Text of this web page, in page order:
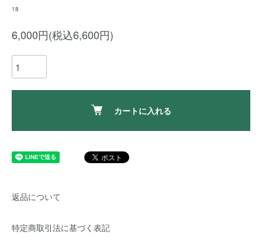
18
6,000円(税込6,600円)
カートに入れる
返品について
特定商取引法に基づく表記